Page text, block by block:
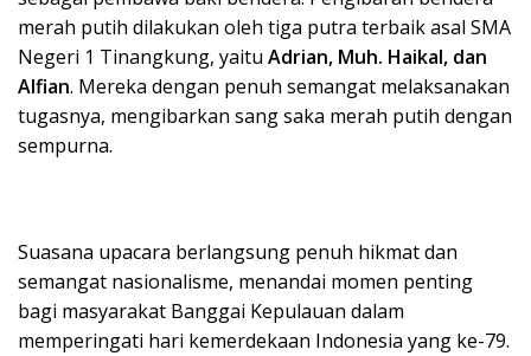
merah putih dilakukan oleh tiga putra terbaik asal SMA
Negeri 1 Tinangkung, yaitu Adrian, Muh. Haikal, dan
Alfian. Mereka dengan penuh semangat melaksanakan
tugasnya, mengibarkan sang saka merah putih dengan
sempurna.
Suasana upacara berlangsung penuh hikmat dan
semangat nasionalisme, menandai momen penting
bagi masyarakat Banggai Kepulauan dalam
memperingati hari kemerdekaan Indonesia yang ke-79.